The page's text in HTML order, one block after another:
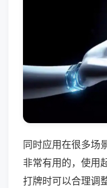
同时应用在很多场
非常有用的，使用
打牌时可以合理调